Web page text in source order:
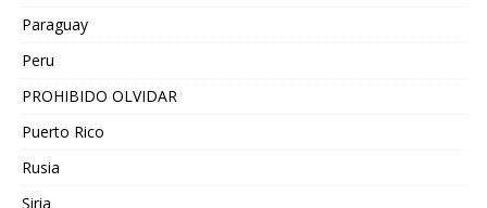
Paraguay
Peru
PROHIBIDO OLVIDAR
Puerto Rico
Rusia
Siria